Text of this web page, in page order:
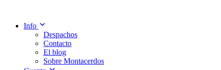
Info
Despachos
Contacto
El blog
Sobre Montacerdos